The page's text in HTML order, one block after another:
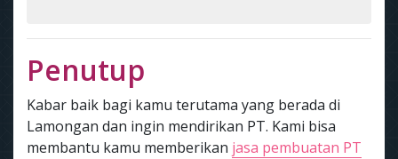
Penutup
Kabar baik bagi kamu terutama yang berada di
Lamongan dan ingin mendirikan PT. Kami bisa
membantu kamu memberikan jasa pembuatan PT